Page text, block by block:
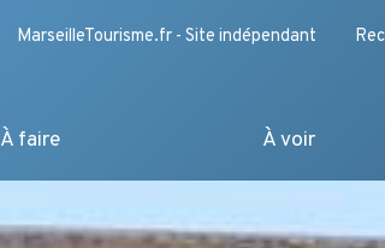
MarseilleTourisme.fr - Site indépendant
À faire À voir